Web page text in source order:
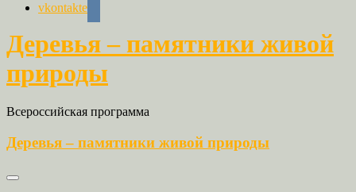
vkontakte
Деревья – памятники живой
природы
Всероссийская программа
Деревья – памятники живой природы